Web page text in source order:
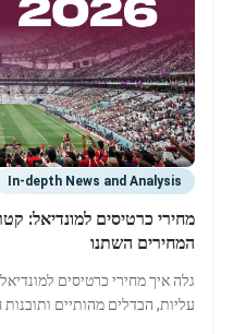
In-depth News and Analysis
המחירים השתנו
עליות, הבדלים מהותיים ותובנות